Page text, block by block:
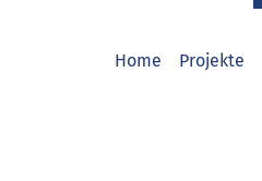
Home Projekte